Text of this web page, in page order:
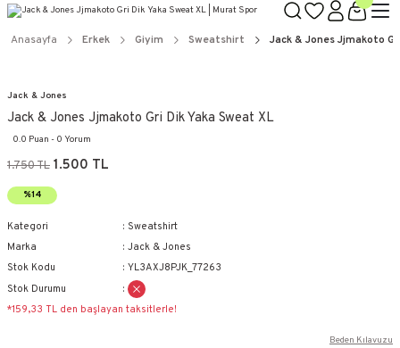
Anasayfa Erkek Giyim Sweatshirt Jack & Jones Jjmakoto
Jack & Jones
Jack & Jones Jjmakoto Gri Dik Yaka Sweat XL
0.0 Puan - 0 Yorum
1.750 TL 1.500 TL
%14
Kategori
Sweatshirt
Marka
Jack & Jones
Stok Kodu
YL3AXJ8PJK_77263
Stok Durumu
*159,33 TL den başlayan taksitlerle!
Beden Kılavuzu